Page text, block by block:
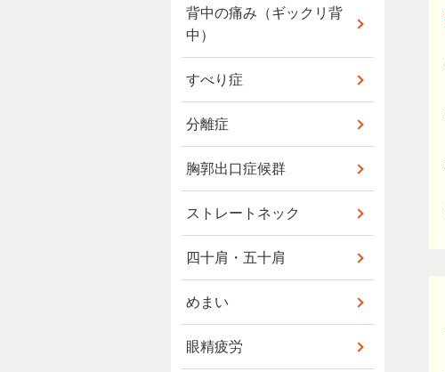
背中の痛み（ギックリ背
中）
すべり症
分離症
胸郭出口症候群
ストレートネック
四十肩・五十肩
めまい
眼精疲労